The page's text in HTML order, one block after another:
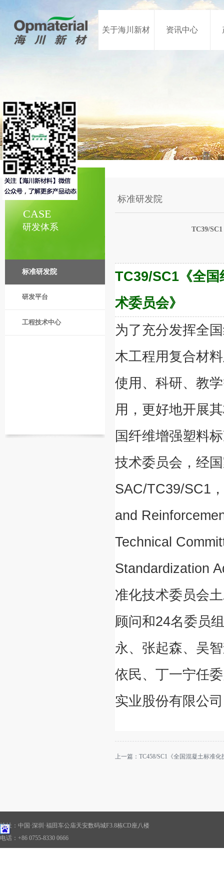
关于海川新材 资讯中心
研发体系
CASE
标准研发院
研发平台
工程技术中心
标准研发院
TC39/
TC39/SC1《全国
术委员会》
为了充分发挥全
木工程用复合材
使用、科研、教
用，更好地开展
国纤维增强塑料
技术委员会，经
SAC/TC39/SC1
and
Technical
Standardization
准化技术委员会
顾问和24名委员
永、张起森、吴
依民、丁一宁任
实业股份有限公
上一篇： TC458/SC1《全国混凝土标准
地址：中国·深圳·福田车公庙天安数码城F3.8栋CD座八楼
电话：+86 0755-8330 0666